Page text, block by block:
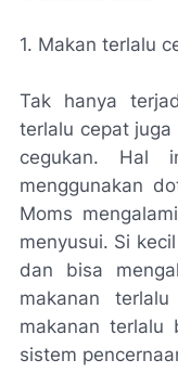
1. Makan terlalu
Tak hanya
terlalu cepat
cegukan. Hal
menggunakan
Moms
menyusui. Si
dan bisa
makanan
makanan terlalu
sistem